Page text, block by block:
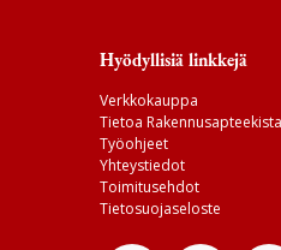
Hyödyllisiä linkkejä
Verkkokauppa
Tietoa Rakennusapteekista
Työohjeet
Yhteystiedot
Toimitusehdot
Tietosuojaseloste